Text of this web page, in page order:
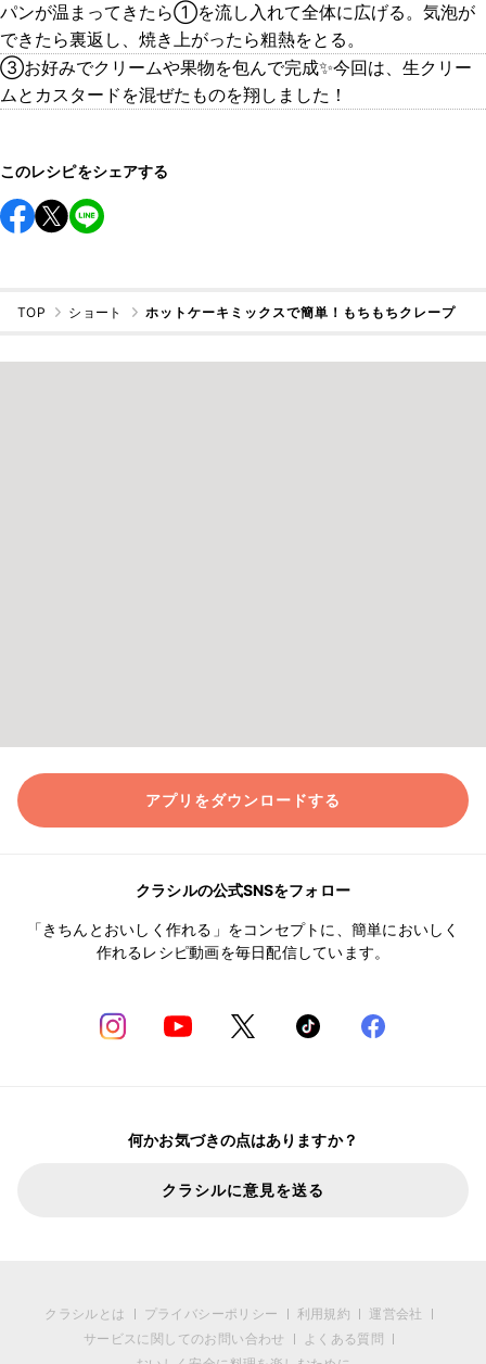
パンが温まってきたら①を流し入れて全体に広げる。気泡が
できたら裏返し、焼き上がったら粗熱をとる。
③お好みでクリームや果物を包んで完成✨今回は、生クリー
ムとカスタードを混ぜたものを翔しました！
このレシピをシェアする
TOP ショート ホットケーキミックスで簡単！もちもちクレープ
アプリをダウンロードする
クラシルの公式SNSをフォロー
「きちんとおいしく作れる」をコンセプトに、簡単においしく
作れるレシピ動画を毎日配信しています。
何かお気づきの点はありますか？
クラシルに意見を送る
クラシルとは プライバシーポリシー 利用規約
運営会社
サービスに関してのお問い合わせ
よくある質問